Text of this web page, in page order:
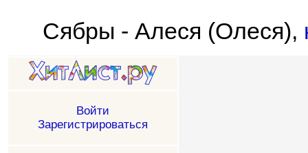
Сябры - Алеся (Олеся),
Войти
Зарегистрироваться